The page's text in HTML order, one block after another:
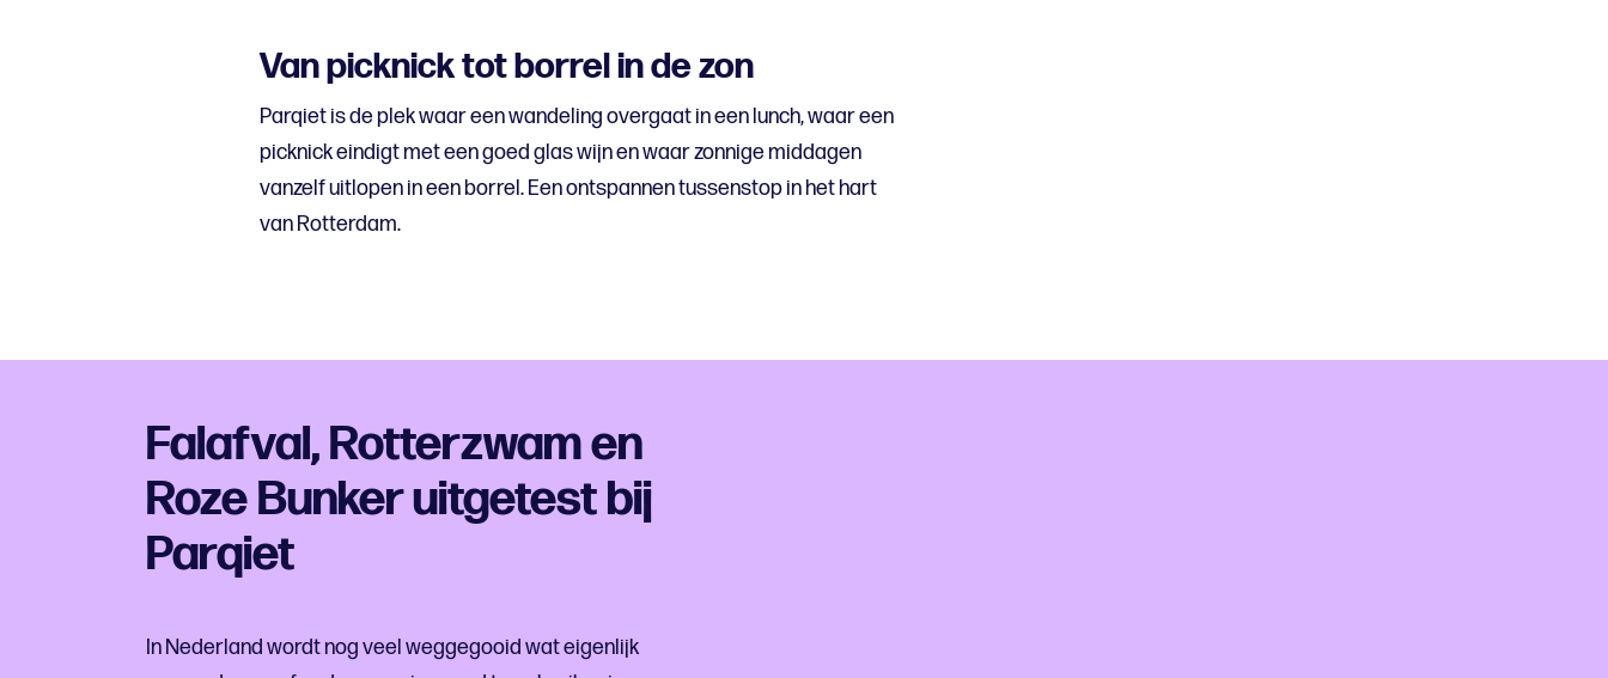
Van picknick tot borrel in de zon
Parqiet is de plek waar een wandeling overgaat in een lunch, waar een
picknick eindigt met een goed glas wijn en waar zonnige middagen
vanzelf uitlopen in een borrel. Een ontspannen tussenstop in het hart
van Rotterdam.
Falafval, Rotterzwam en
Roze Bunker uitgetest bij
Parqiet
In Nederland wordt nog veel weggegooid wat eigenlijk